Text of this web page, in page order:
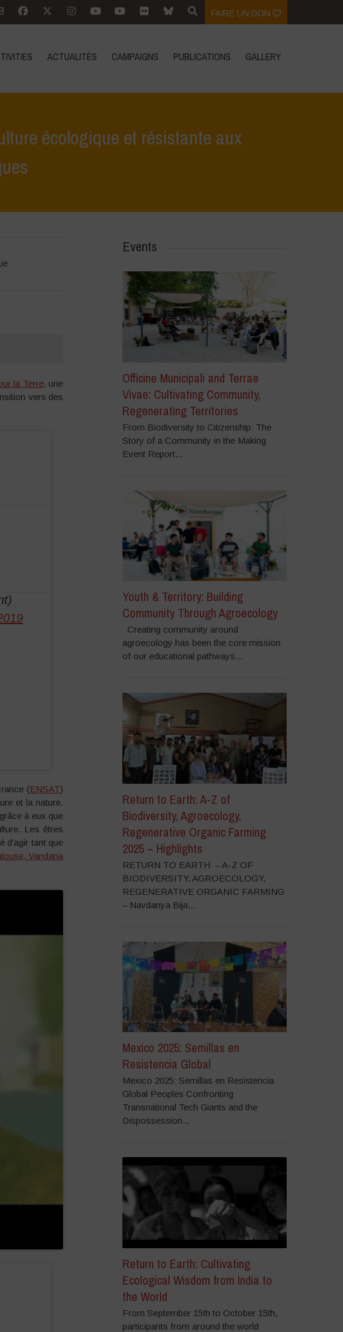
FAIRE UN DON
ACTUALITÉS CAMPAIGNS PUBLICATIONS GALLERY
écologique et résistante aux
la Terre, une
vers des
(ENSAT)
et la nature.
à eux que
Les êtres
d’agir tant que
Vandana
Events
Officine Municipali and Terrae
Vivae: Cultivating Community,
Regenerating Territories
From Biodiversity to Citizenship: The
Story of a Community in the Making
Event Report...
Youth & Territory: Building
Community Through Agroecology
Creating community around
agroecology has been the core mission
of our educational pathways...
Return to Earth: A-Z of
Biodiversity, Agroecology,
Regenerative Organic Farming
2025 – Highlights
RETURN TO EARTH – A-Z OF
BIODIVERSITY, AGROECOLOGY,
REGENERATIVE ORGANIC FARMING
– Navdanya Bija...
Mexico 2025: Semillas en
Resistencia Global
Mexico 2025: Semillas en Resistencia
Global Peoples Confronting
Transnational Tech Giants and the
Dispossession...
Return to Earth: Cultivating
Ecological Wisdom from India to
the World
From September 15th to October 15th,
participants from around the world